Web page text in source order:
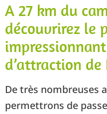
A 27 km du
découvrirez le
d’attraction de
De très nombreuses
permettrons de